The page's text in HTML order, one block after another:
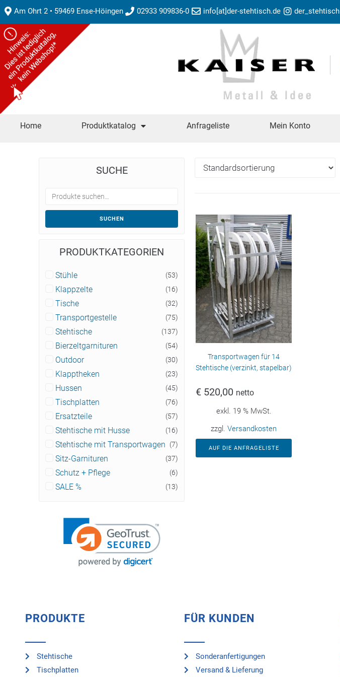
Am Ohrt 2 • 59469 Ense-Höingen 02933 909836-0 info[at]der-stehtisch.de der_stehtisch
Home Produktkatalog Anfrageliste Mein Konto
Transportwagen für 14
Stehtische (verzinkt, stapelbar)
€ 520,00 netto
exkl. 19 % MwSt.
zzgl. Versandkosten
AUF DIE ANFRAGELISTE
SUCHE
SUCHEN
PRODUKTKATEGORIEN
Stühle (53)
Klappzelte (16)
Tische (32)
Transportgestelle (75)
Stehtische (137)
Bierzeltgarnituren (54)
Outdoor (30)
Klapptheken (23)
Hussen (45)
Tischplatten (76)
Ersatzteile (57)
Stehtische mit Husse (16)
Stehtische mit Transportwagen (7)
Sitz-Garnituren (37)
Schutz + Pflege (6)
SALE % (13)
PRODUKTE
Stehtische
Tischplatten
FÜR KUNDEN
Sonderanfertigungen
Versand & Lieferung